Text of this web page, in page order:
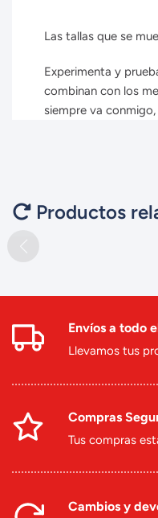
Las tallas que se
Experimenta y
combinan con los
siempre va conmigo,
Productos
Envíos a todo
Llevamos tus
Compras
Tus compras
Cambios y